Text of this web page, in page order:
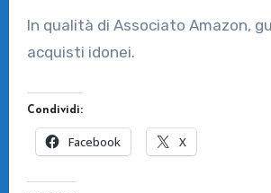
In qualità di Associato Amazon,
acquisti idonei.
Condividi:
Facebook X